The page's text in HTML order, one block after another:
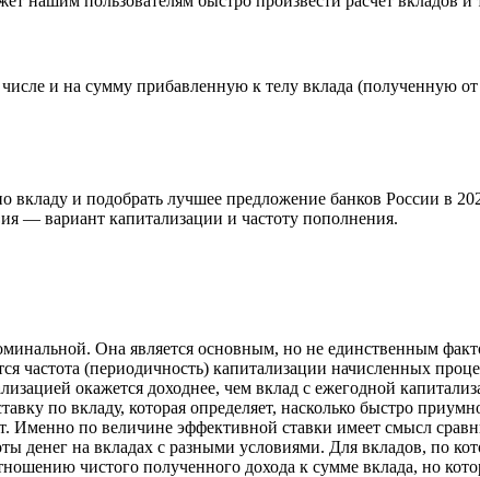
и на сумму прибавленную к телу вклада (полученную
вкладу и подобрать лучшее предложение банков России в
— вариант капитализации и частоту пополнения.
Она является основным, но не единственным
(периодичность) капитализации начисленных
окажется доходнее, чем вклад с ежегодной
по вкладу, которая определяет, насколько быстро
Именно по величине эффективной ставки имеет смысл
денег на вкладах с разными условиями. Для вкладов, по
чистого полученного дохода к сумме вклада, но